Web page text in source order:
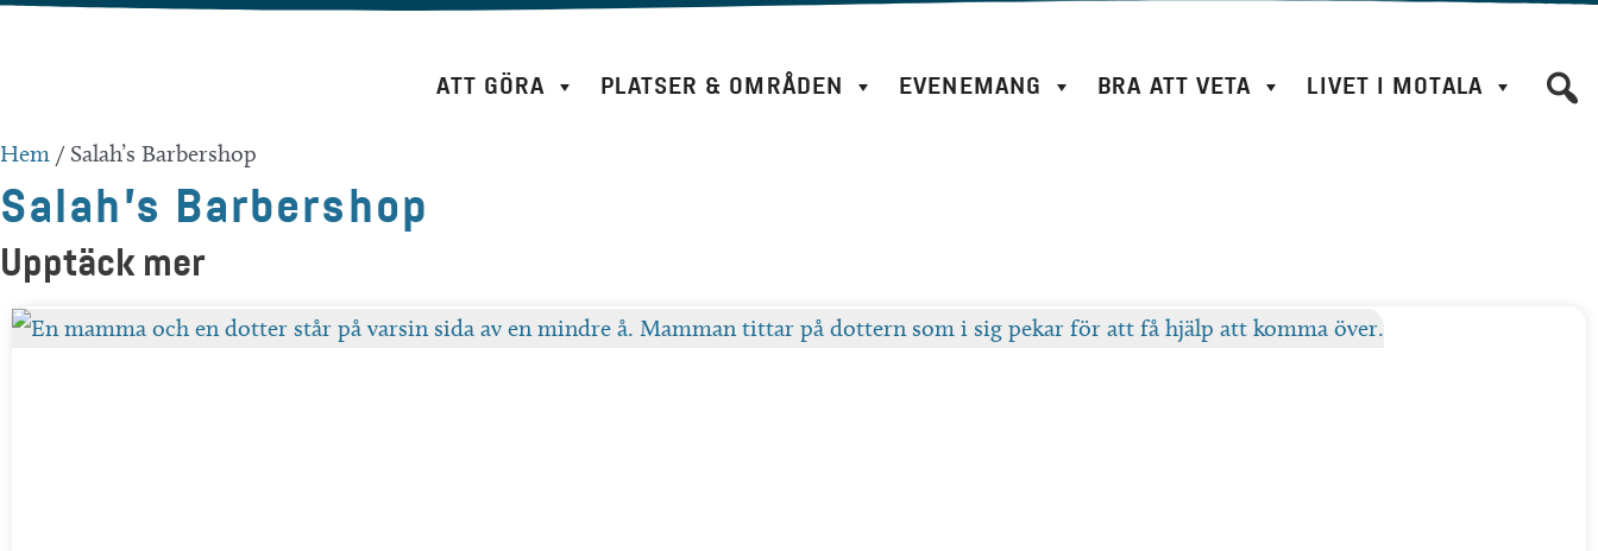
ATT GÖRA PLATSER & OMRÅDEN EVENEMANG BRA ATT VETA LIVET I MOTALA
Hem / Salah’s Barbershop
Salah’s Barbershop
Upptäck mer